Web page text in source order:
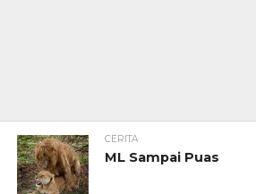
CERITA
ML Sampai Puas